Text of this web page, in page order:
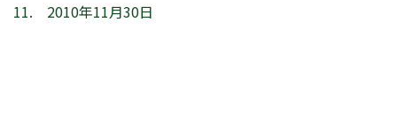
11. 2010年11月30日